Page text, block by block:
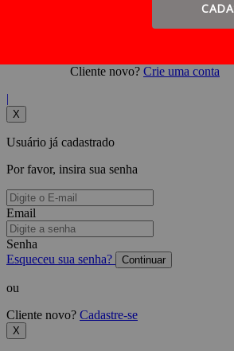
Cliente novo? Crie uma conta
|
X
Usuário já cadastrado
Por favor, insira sua senha
Email
Senha
Esqueceu sua senha?
Continuar
ou
Cliente novo? Cadastre-se
X